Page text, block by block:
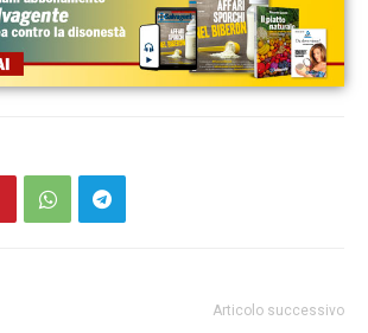
Articolo successivo